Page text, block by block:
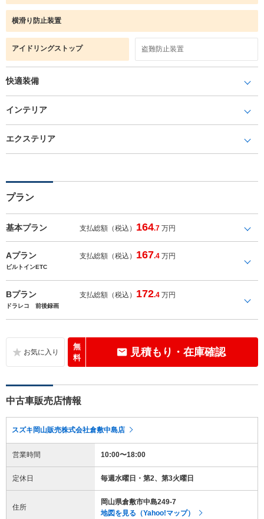
横滑り防止装置
アイドリングストップ 盗難防止装置
快適装備
インテリア
エクステリア
プラン
基本プラン 支払総額（税込） 164.7 万円
Aプラン 支払総額（税込） 167.4 万円
ビルトインETC
Bプラン 支払総額（税込） 172.4 万円
ドラレコ 前後録画
無
料
見積もり・在庫確認
中古車販売店情報
スズキ岡山販売株式会社倉敷中島店
営業時間 10:00〜18:00
定休日 毎週水曜日・第2、第3火曜日
住所
岡山県倉敷市中島249-7
地図を見る（Yahoo!マップ）